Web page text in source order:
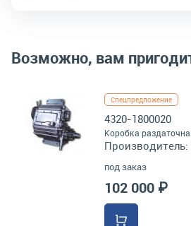
Возможно, вам
Спецпредложение
4320-1800020
Коробка
Производитель:
под заказ
102 000 ₽